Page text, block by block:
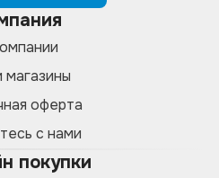
оферта
с нами
покупки